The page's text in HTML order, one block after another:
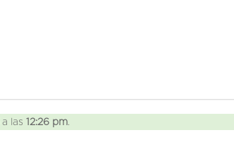
a las12:26 pm